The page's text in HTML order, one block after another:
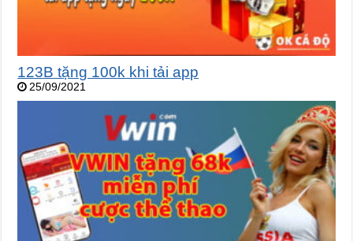
123B tặng 100k khi tải app
25/09/2021